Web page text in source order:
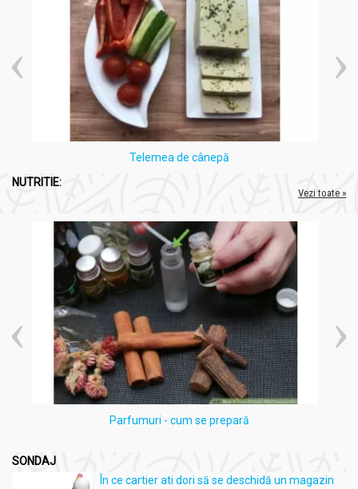
Telemea de cânepă
NUTRITIE:
Vezi toate »
Parfumuri - cum se prepară
SONDAJ
În ce cartier ati dori să se deschidă un magazin